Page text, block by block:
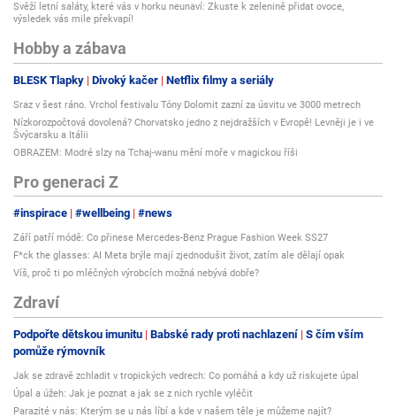
Svěží letní saláty, které vás v horku neunaví: Zkuste k zelenině přidat ovoce,
výsledek vás mile překvapí!
Hobby a zábava
BLESK Tlapky Divoký kačer Netflix filmy a seriály
Sraz v šest ráno. Vrchol festivalu Tóny Dolomit zazní za úsvitu ve 3000 metrech
Nízkorozpočtová dovolená? Chorvatsko jedno z nejdražších v Evropě! Levněji je i ve
Švýcarsku a Itálii
OBRAZEM: Modré slzy na Tchaj-wanu mění moře v magickou říši
Pro generaci Z
#inspirace #wellbeing #news
Září patří módě: Co přinese Mercedes-Benz Prague Fashion Week SS27
F*ck the glasses: AI Meta brýle mají zjednodušit život, zatím ale dělají opak
Víš, proč ti po mléčných výrobcích možná nebývá dobře?
Zdraví
Podpořte dětskou imunitu Babské rady proti nachlazení S čím vším
pomůže rýmovník
Jak se zdravě zchladit v tropických vedrech: Co pomáhá a kdy už riskujete úpal
Úpal a úžeh: Jak je poznat a jak se z nich rychle vyléčit
Parazité v nás: Kterým se u nás líbí a kde v našem těle je můžeme najít?